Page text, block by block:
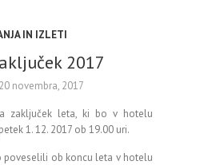
IN IZLETI
2017
20 novembra, 2017
zaključek leta, ki bo v hotelu
1. 12. 2017 ob 19.00 uri.
poveselili ob koncu leta v hotelu